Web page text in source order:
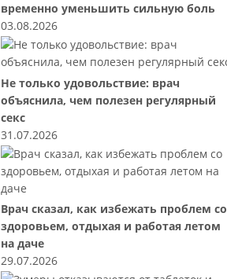
временно уменьшить сильную боль
03.08.2026
Не только удовольствие: врач
объяснила, чем полезен регулярный
секс
31.07.2026
Врач сказал, как избежать проблем со
здоровьем, отдыхая и работая летом
на даче
29.07.2026